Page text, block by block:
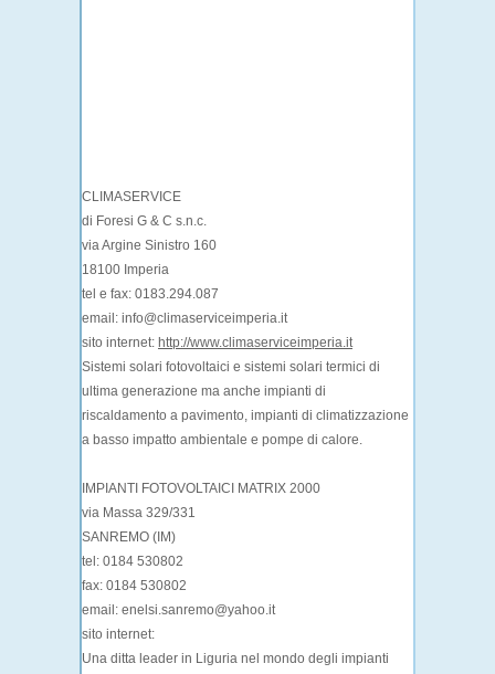
CLIMASERVICE
di Foresi G & C s.n.c.
via Argine Sinistro 160
18100 Imperia
tel e fax: 0183.294.087
email: info@climaserviceimperia.it
sito internet: http://www.climaserviceimperia.it
Sistemi solari fotovoltaici e sistemi solari termici di
ultima generazione ma anche impianti di
riscaldamento a pavimento, impianti di climatizzazione
a basso impatto ambientale e pompe di calore.
IMPIANTI FOTOVOLTAICI MATRIX 2000
via Massa 329/331
SANREMO (IM)
tel: 0184 530802
fax: 0184 530802
email: enelsi.sanremo@yahoo.it
sito internet:
Una ditta leader in Liguria nel mondo degli impianti